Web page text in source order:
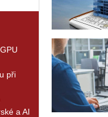
při
a AI